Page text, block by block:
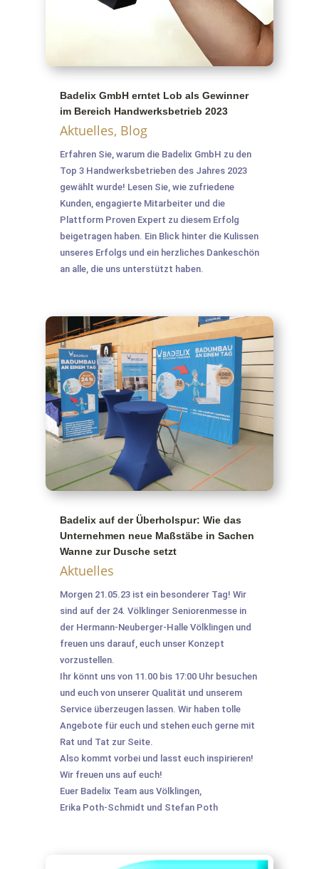
Badelix GmbH erntet Lob als Gewinner
im Bereich Handwerksbetrieb 2023
Aktuelles, Blog
Erfahren Sie, warum die Badelix GmbH zu den
Top 3 Handwerksbetrieben des Jahres 2023
gewählt wurde! Lesen Sie, wie zufriedene
Kunden, engagierte Mitarbeiter und die
Plattform Proven Expert zu diesem Erfolg
beigetragen haben. Ein Blick hinter die Kulissen
unseres Erfolgs und ein herzliches Dankeschön
an alle, die uns unterstützt haben.
Badelix auf der Überholspur: Wie das
Unternehmen neue Maßstäbe in Sachen
Wanne zur Dusche setzt
Aktuelles
Morgen 21.05.23 ist ein besonderer Tag! Wir
sind auf der 24. Völklinger Seniorenmesse in
der Hermann-Neuberger-Halle Völklingen und
freuen uns darauf, euch unser Konzept
vorzustellen.
Ihr könnt uns von 11.00 bis 17:00 Uhr besuchen
und euch von unserer Qualität und unserem
Service überzeugen lassen. Wir haben tolle
Angebote für euch und stehen euch gerne mit
Rat und Tat zur Seite.
Also kommt vorbei und lasst euch inspirieren!
Wir freuen uns auf euch!
Euer Badelix Team aus Völklingen,
Erika Poth-Schmidt und Stefan Poth